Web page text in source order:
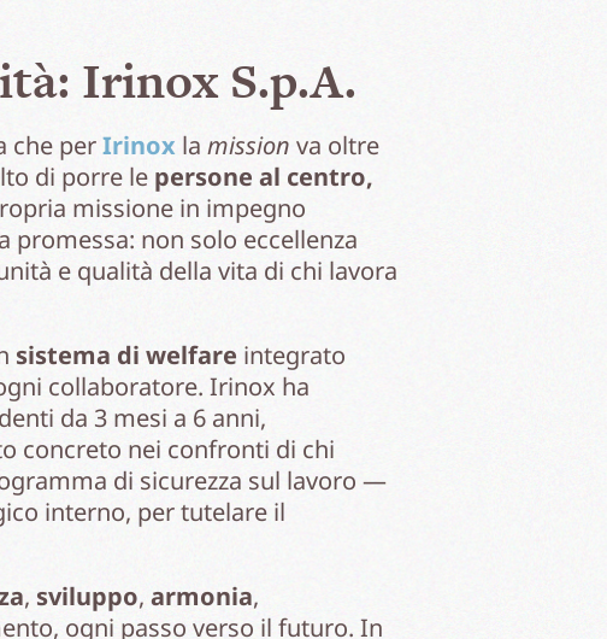
Irinox S.p.A.
che perIrinox la mission va oltre
di porre le persone al centro,
missione in impegno
promessa: non solo eccellenza
e qualità della vita di chi lavora
sistema di welfare integrato
collaboratore. Irinox ha
da 3 mesi a 6 anni,
concreto nei confronti di chi
di sicurezza sul lavoro —
interno, per tutelare il
, sviluppo, armonia,
ogni passo verso il futuro. In